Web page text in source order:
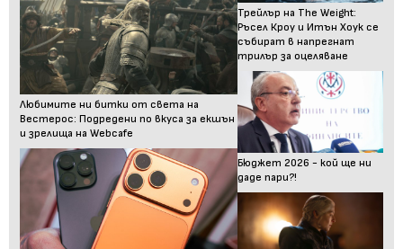
Любимите ни битки от света на
Вестерос: Подредени по вкуса за екшън
и зрелища на Webcafe
Трейлър на The Weight:
Ръсел Кроу и Итън Хоук се
събират в напрегнат
трилър за оцеляване
Бюджет 2026 - кой ще ни
даде пари?!